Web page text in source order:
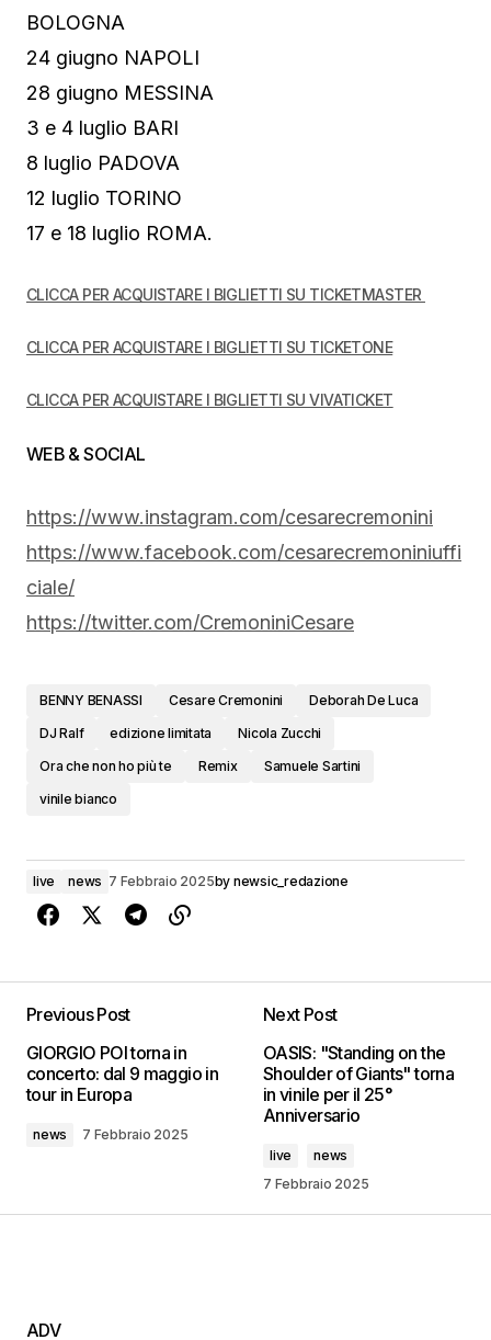
BOLOGNA
24 giugno NAPOLI
28 giugno MESSINA
3 e 4 luglio BARI
8 luglio PADOVA
12 luglio TORINO
17 e 18 luglio ROMA.
CLICCA PER ACQUISTARE I BIGLIETTI SU TICKETMASTER
CLICCA PER ACQUISTARE I BIGLIETTI SU TICKETONE
CLICCA PER ACQUISTARE I BIGLIETTI SU VIVATICKET
WEB & SOCIAL
https://www.instagram.com/cesarecremonini
https://www.facebook.com/cesarecremoniniuffi
ciale/
https://twitter.com/CremoniniCesare
BENNY BENASSI Cesare Cremonini
Deborah De Luca
DJ Ralf
edizione limitata
Nicola Zucchi
Ora che non ho più te
Remix
Samuele Sartini
vinile bianco
live news 7 Febbraio 2025by newsic_redazione
Previous Post
GIORGIO POI torna in
concerto: dal 9 maggio in
tour in Europa
news 7 Febbraio 2025
Next Post
OASIS: "Standing on the
Shoulder of Giants" torna
in vinile per il 25°
Anniversario
live
news
7 Febbraio 2025
ADV